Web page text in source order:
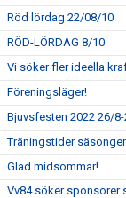
Röd lördag 22/08/10
RÖD-LÖRDAG 8/10
Vi söker fler ideella
Föreningsläger!
Bjuvsfesten 2022 26/
Träningstider
Glad midsommar!
Vv84 söker sponsorer